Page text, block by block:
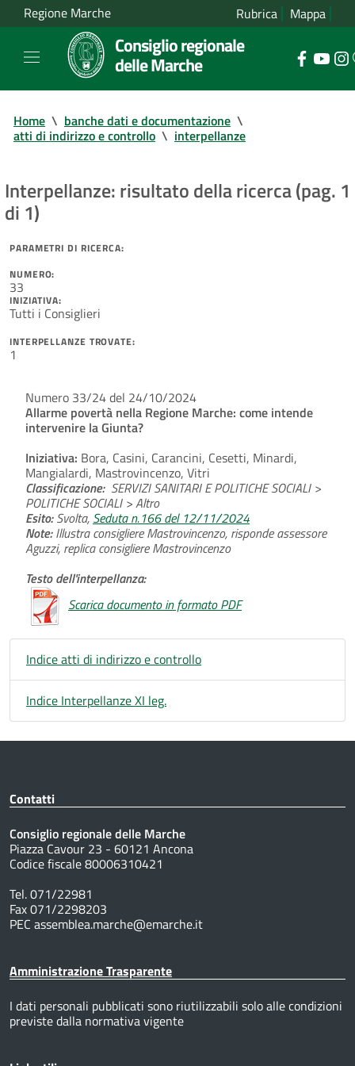
Regione Marche Rubrica Mappa
Consiglio regionale
delle Marche
Home \ banche dati e documentazione \
atti di indirizzo e controllo \ interpellanze
Interpellanze: risultato della ricerca (pag. 1
di 1)
PARAMETRI DI RICERCA:
NUMERO:
33
INIZIATIVA:
Tutti i Consiglieri
INTERPELLANZE TROVATE:
1
Numero 33/24 del 24/10/2024
Allarme povertà nella Regione Marche: come intende
intervenire la Giunta?
Iniziativa: Bora, Casini, Carancini, Cesetti, Minardi,
Mangialardi, Mastrovincenzo, Vitri
Classificazione: SERVIZI SANITARI E POLITICHE SOCIALI >
POLITICHE SOCIALI > Altro
Esito:Svolta, Seduta n.166 del 12/11/2024
Note:Illustra consigliere Mastrovincenzo, risponde assessore
Aguzzi, replica consigliere Mastrovincenzo
Testo dell'interpellanza:
Scarica documento in formato PDF
Indice atti di indirizzo e controllo
Indice Interpellanze XI leg.
Contatti
Consiglio regionale delle Marche
Piazza Cavour 23 - 60121 Ancona
Codice fiscale 80006310421
Tel. 071/22981
Fax 071/2298203
PEC assemblea.marche@emarche.it
Amministrazione Trasparente
I dati personali pubblicati sono riutilizzabili solo alle condizioni
previste dalla normativa vigente